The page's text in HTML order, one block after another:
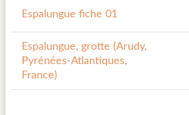
Espalungue fiche 01
Espalungue, grotte (Arudy,
Pyrénées-Atlantiques,
France)